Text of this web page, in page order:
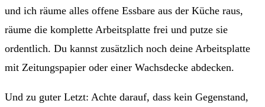
und ich räume alles offene Essbare aus der Küche raus,
räume die komplette Arbeitsplatte frei und putze sie
ordentlich. Du kannst zusätzlich noch deine Arbeitsplatte
mit Zeitungspapier oder einer Wachsdecke abdecken.
Und zu guter Letzt: Achte darauf, dass kein Gegenstand,